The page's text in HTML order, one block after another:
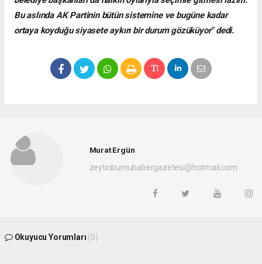
Bu aslında AK Partinin bütün sistemine ve bugüne kadar
ortaya koyduğu siyasete aykırı bir durum gözüküyor" dedi.
Murat Ergün
zeytinburnuhabergazetesi@hotmail.com
Okuyucu Yorumları (0)